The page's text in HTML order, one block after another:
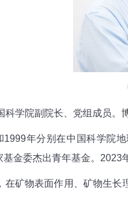
学院副院长、党组成员。
年分别在中国科学院地
金委杰出青年基金。2023
物表面作用、矿物生长